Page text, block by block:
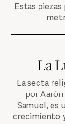
Estas
La
La secta
por
Samuel, es
crecimiento